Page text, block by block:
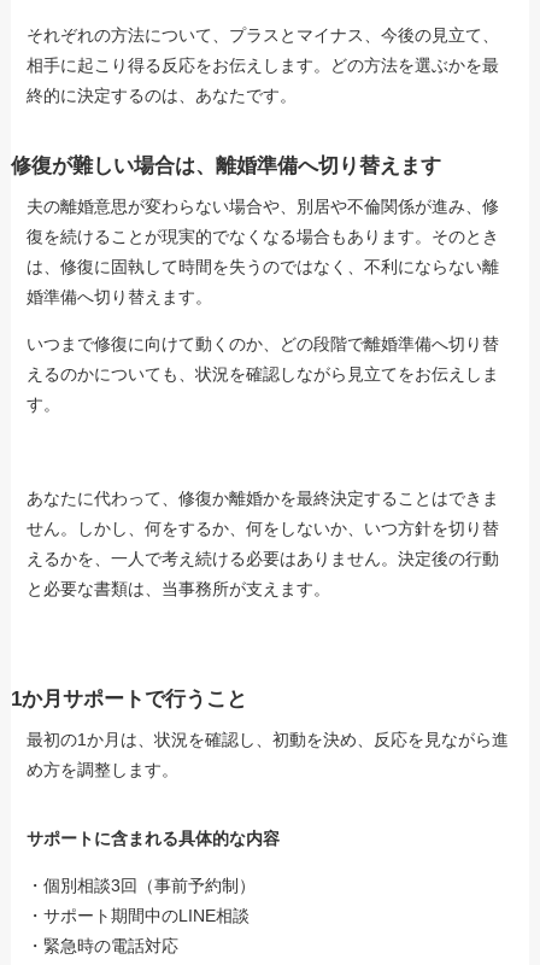
それぞれの方法について、プラスとマイナス、今後の見立て、
相手に起こり得る反応をお伝えします。どの方法を選ぶかを最
終的に決定するのは、あなたです。
修復が難しい場合は、離婚準備へ切り替えます
夫の離婚意思が変わらない場合や、別居や不倫関係が進み、修
復を続けることが現実的でなくなる場合もあります。そのとき
は、修復に固執して時間を失うのではなく、不利にならない離
婚準備へ切り替えます。
いつまで修復に向けて動くのか、どの段階で離婚準備へ切り替
えるのかについても、状況を確認しながら見立てをお伝えしま
す。
あなたに代わって、修復か離婚かを最終決定することはできま
せん。しかし、何をするか、何をしないか、いつ方針を切り替
えるかを、一人で考え続ける必要はありません。決定後の行動
と必要な書類は、当事務所が支えます。
1か月サポートで行うこと
最初の1か月は、状況を確認し、初動を決め、反応を見ながら進
め方を調整します。
サポートに含まれる具体的な内容
・個別相談3回（事前予約制）
・サポート期間中のLINE相談
・緊急時の電話対応